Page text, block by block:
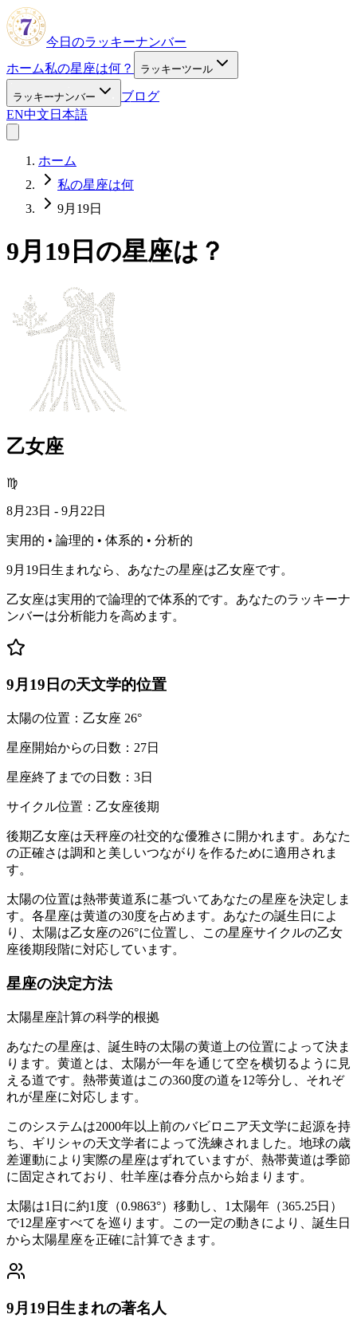
今日のラッキーナンバー
ホーム私の星座は何？ ラッキーツール
ラッキーナンバー
ブログ
EN中文 日本語
ホーム
私の星座は何
9月19日
9月19日の星座は？
乙女座
♍
8月23日 - 9月22日
実用的 • 論理的 • 体系的 • 分析的
9月19日生まれなら、あなたの星座は乙女座です。
乙女座は実用的で論理的で体系的です。あなたのラッキーナ
ンバーは分析能力を高めます。
9月19日の天文学的位置
太陽の位置：乙女座 26°
星座開始からの日数：27日
星座終了までの日数：3日
サイクル位置：乙女座後期
後期乙女座は天秤座の社交的な優雅さに開かれます。あなた
の正確さは調和と美しいつながりを作るために適用されま
す。
太陽の位置は熱帯黄道系に基づいてあなたの星座を決定しま
す。各星座は黄道の30度を占めます。あなたの誕生日によ
り、太陽は乙女座の26°に位置し、この星座サイクルの乙女
座後期段階に対応しています。
星座の決定方法
太陽星座計算の科学的根拠
あなたの星座は、誕生時の太陽の黄道上の位置によって決ま
ります。黄道とは、太陽が一年を通じて空を横切るように見
える道です。熱帯黄道はこの360度の道を12等分し、それぞ
れが星座に対応します。
このシステムは2000年以上前のバビロニア天文学に起源を持
ち、ギリシャの天文学者によって洗練されました。地球の歳
差運動により実際の星座はずれていますが、熱帯黄道は季節
に固定されており、牡羊座は春分点から始まります。
太陽は1日に約1度（0.9863°）移動し、1太陽年（365.25日）
で12星座すべてを巡ります。この一定の動きにより、誕生日
から太陽星座を正確に計算できます。
9月19日生まれの著名人